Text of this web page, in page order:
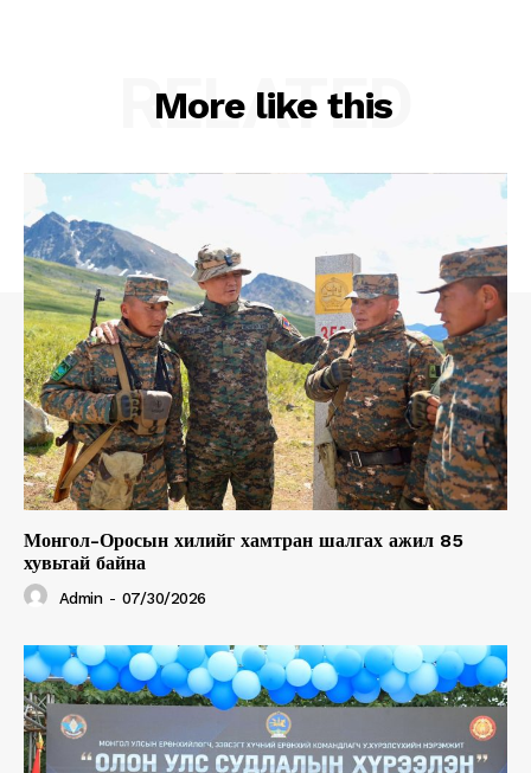
Subscription Plans
My account
More like this
RELATED
Монгол-Оросын хилийг хамтран шалгах ажил 85
хувьтай байна
Admin - 07/30/2026